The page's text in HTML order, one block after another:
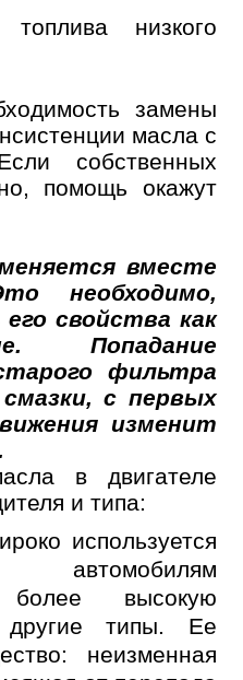
топлива низкого
замены
масла с
собственных
помощь окажут
вместе
необходимо,
свойства как
Попадание
фильтра
с первых
изменит
в двигателе
и типа:
используется
автомобилям
высокую
другие типы. Ее
неизменная